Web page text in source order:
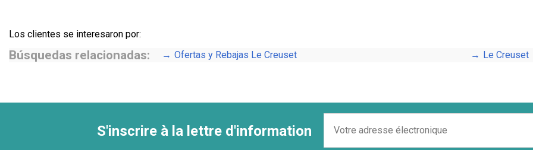
Los clientes se interesaron por:
Búsquedas relacionadas: Ofertas y Rebajas Le Creuset Le Creuset
S'inscrire à la lettre d'information